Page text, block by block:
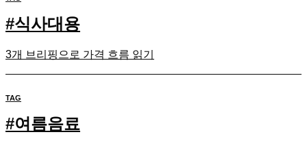
#식사대용
3개 브리핑으로 가격 흐름 읽기
TAG
#여름음료